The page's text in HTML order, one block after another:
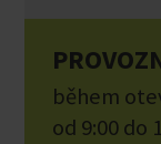
během
od 9:00 do